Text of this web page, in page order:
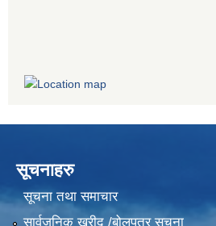
सूचनाहरु
सूचना तथा समाचार
सार्वजनिक खरीद /बोलपत्र सूचना